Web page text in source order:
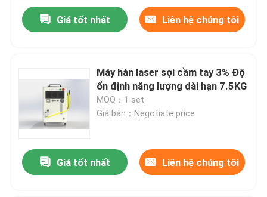
Giá tốt nhất Liên hệ chúng tôi
Máy hàn laser sợi cầm tay 3% Độ
ổn định năng lượng dài hạn 7.5KG
MOQ：1 set
Giá bán：Negotiate price
Giá tốt nhất Liên hệ chúng tôi